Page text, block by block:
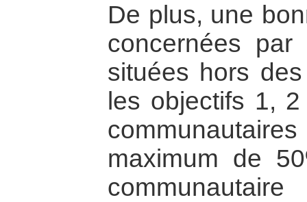
De plus, une
concernées
situées hors
les objectifs 1,
maximum de